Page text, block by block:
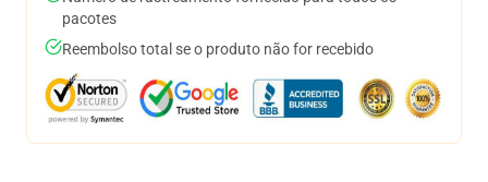
pacotes
Reembolso total se o produto não for recebido